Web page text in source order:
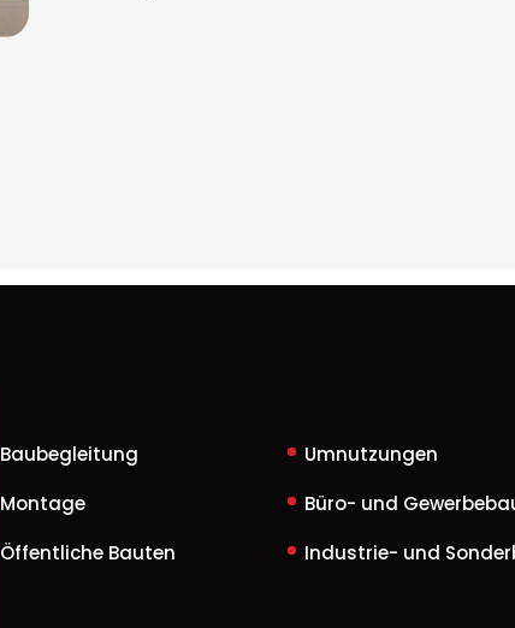
Baubegleitung
Umnutzungen
Montage
Büro- und
Öffentliche Bauten
Industrie- und